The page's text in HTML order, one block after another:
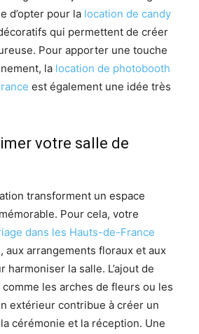
d’opter pour la location de candy
qui permettent de créer
Pour apporter une touche
la location de photobooth
est également une idée très
votre salle de
transforment un espace
Pour cela, votre
dans les Hauts-de-France
aux arrangements floraux et aux
harmoniser la salle. L’ajout de
les arches de fleurs ou les
extérieur contribue à créer un
cérémonie et la réception. Une